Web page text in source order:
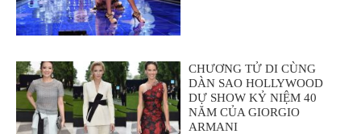
CHƯƠNG TỬ DI CÙNG
DÀN SAO HOLLYWOOD
DỰ SHOW KỶ NIỆM 40
NĂM CỦA GIORGIO
ARMANI